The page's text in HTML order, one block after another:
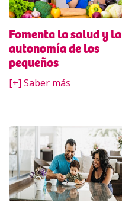
Fomenta la salud y la
autonomía de los
pequeños
[+] Saber más